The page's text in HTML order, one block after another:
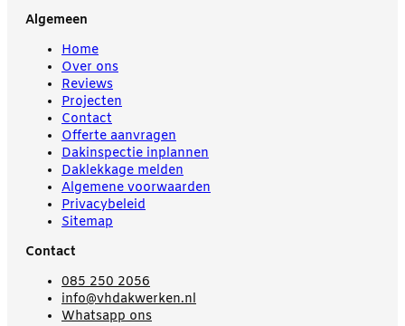
Algemeen
Home
Over ons
Reviews
Projecten
Contact
Offerte aanvragen
Dakinspectie inplannen
Daklekkage melden
Algemene voorwaarden
Privacybeleid
Sitemap
Contact
085 250 2056
info@vhdakwerken.nl
Whatsapp ons